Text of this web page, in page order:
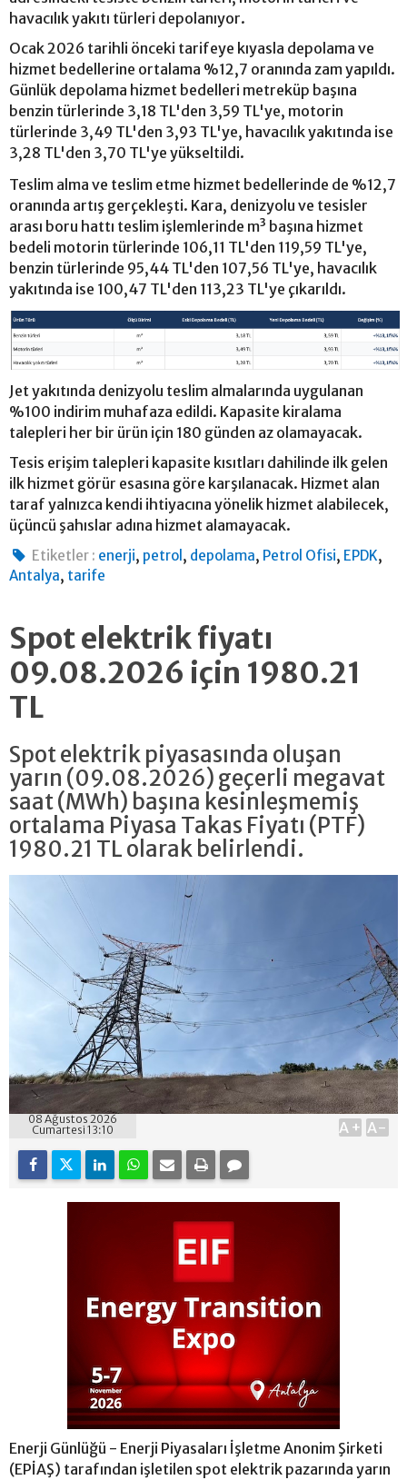
havacılık yakıtı türleri depolanıyor.
Ocak 2026 tarihli önceki tarifeye kıyasla depolama ve
hizmet bedellerine ortalama %12,7 oranında zam yapıldı.
Günlük depolama hizmet bedelleri metreküp başına
benzin türlerinde 3,18 TL'den 3,59 TL'ye, motorin
türlerinde 3,49 TL'den 3,93 TL'ye, havacılık yakıtında ise
3,28 TL'den 3,70 TL'ye yükseltildi.
Teslim alma ve teslim etme hizmet bedellerinde de %12,7
oranında artış gerçekleşti. Kara, denizyolu ve tesisler
arası boru hattı teslim işlemlerinde m³ başına hizmet
bedeli motorin türlerinde 106,11 TL'den 119,59 TL'ye,
benzin türlerinde 95,44 TL'den 107,56 TL'ye, havacılık
yakıtında ise 100,47 TL'den 113,23 TL'ye çıkarıldı.
Jet yakıtında denizyolu teslim almalarında uygulanan
%100 indirim muhafaza edildi. Kapasite kiralama
talepleri her bir ürün için 180 günden az olamayacak.
Tesis erişim talepleri kapasite kısıtları dahilinde ilk gelen
ilk hizmet görür esasına göre karşılanacak. Hizmet alan
taraf yalnızca kendi ihtiyacına yönelik hizmet alabilecek,
üçüncü şahıslar adına hizmet alamayacak.
Etiketler : enerji, petrol , depolama, Petrol Ofisi, EPDK,
Antalya, tarife
Spot elektrik fiyatı
09.08.2026 için 1980.21
TL
Spot elektrik piyasasında oluşan
yarın (09.08.2026) geçerli megavat
saat (MWh) başına kesinleşmemiş
ortalama Piyasa Takas Fiyatı (PTF)
1980.21 TL olarak belirlendi.
08 Ağustos 2026
Cumartesi 13:10
A+ A-
Enerji Günlüğü - Enerji Piyasaları İşletme Anonim Şirketi
(EPİAŞ) tarafından işletilen spot elektrik pazarında yarın